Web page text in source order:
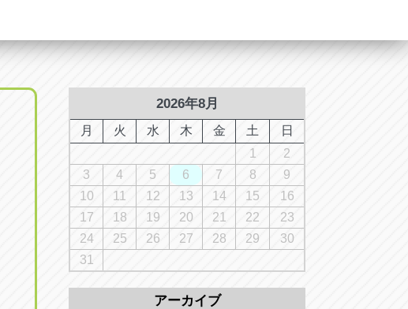
058-379-0525
アップル大垣IC南店
0584-87-0200
千葉
アップルかしわ沼南店
04-7190-1500
アップル恵那店
アップル各務原店
岐阜県各務原市各務おがせ町9-206-12026年8月
月 火 水 木 金 土
日
1
2
3
4 5 6 7 8
9
10
11 12 13 14 15
16
17
18 19 20 21 22
23
24
25 26 27 28 29
30
31
アーカイブ